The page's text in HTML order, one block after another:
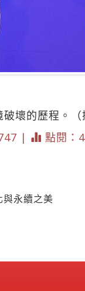
壞的歷程。（
|
點閱：
永續之美